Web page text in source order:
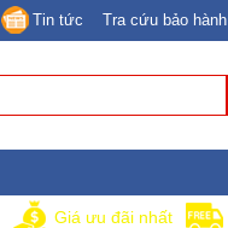
Tin tức Tra cứu bảo hành
Giá ưu đãi nhất